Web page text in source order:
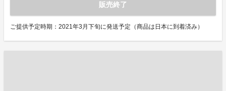
販売終了
ご提供予定時期：2021年3月下旬に発送予定（商品は日本に到着済み）